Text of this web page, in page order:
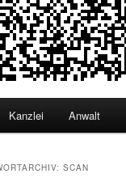
Kanzlei Anwalt
SCAN